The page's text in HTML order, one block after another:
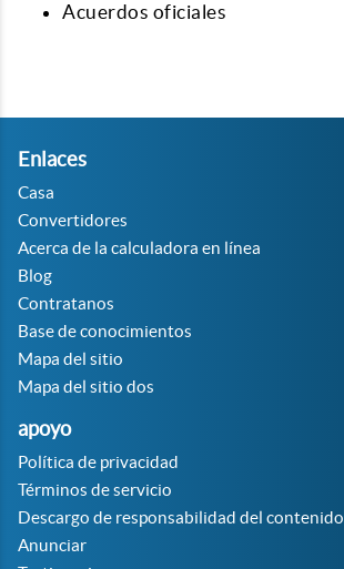
Acuerdos oficiales
Enlaces
Casa
Convertidores
Acerca de la calculadora en línea
Blog
Contratanos
Base de conocimientos
Mapa del sitio
Mapa del sitio dos
apoyo
Política de privacidad
Términos de servicio
Descargo de responsabilidad del contenido
Anunciar